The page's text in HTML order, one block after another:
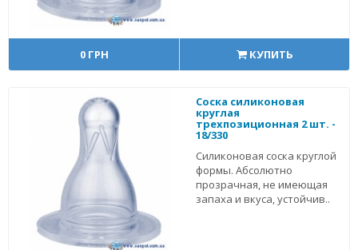
0 ГРН КУПИТЬ
Соска силиконовая
круглая
трехпозиционная 2 шт. -
18/330
Силиконовая соска круглой
формы. Абсолютно
прозрачная, не имеющая
запаха и вкуса, устойчив..